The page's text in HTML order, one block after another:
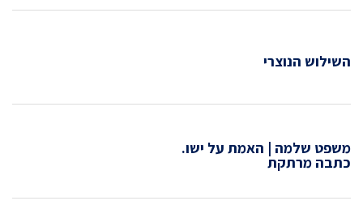
השילוש הנוצרי
משפט שלמה | האמת על ישו.
כתבה מרתקת